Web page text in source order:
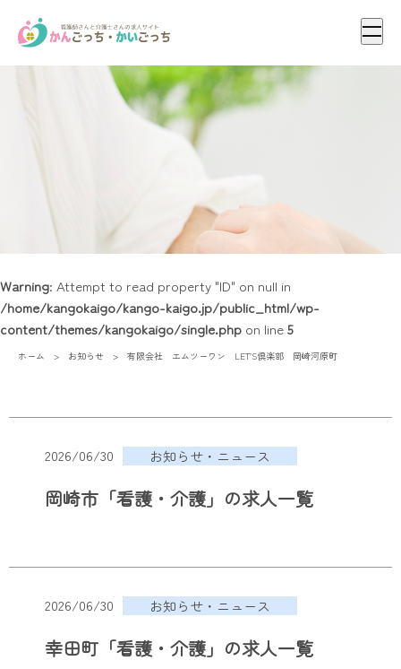
メニ
Warning: Attempt to read property "ID" on null in
/home/kangokaigo/kango-kaigo.jp/public_html/wp-
content/themes/kangokaigo/single.php on line5
ホーム お知らせ 有限会社 エムツーワン LET’S倶楽部 岡崎河原町
2026/06/30 お知らせ・ニュース
岡崎市「看護・介護」の求人一覧
2026/06/30 お知らせ・ニュース
幸田町「看護・介護」の求人一覧